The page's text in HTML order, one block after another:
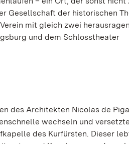
Gesellschaft der historischen
mit gleich zwei
und dem Schlosstheater
des Architekten Nicolas de
wechseln und
des Kurfürsten. Dieser